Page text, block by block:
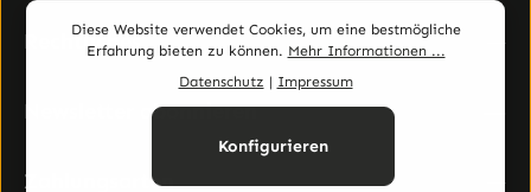
Rechtliches
Newsletter abonnieren
Zahlungsarten
Diese Website verwendet Cookies, um eine bestmögliche
Erfahrung bieten zu können. Mehr Informationen ...
Datenschutz | Impressum
Konfigurieren